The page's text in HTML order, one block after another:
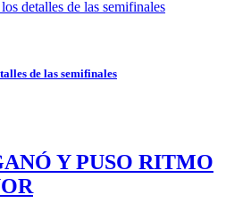
de las semifinales
Y PUSO RITMO